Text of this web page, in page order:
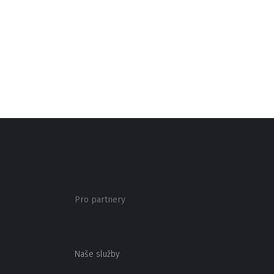
Pro partnery
Naše služby